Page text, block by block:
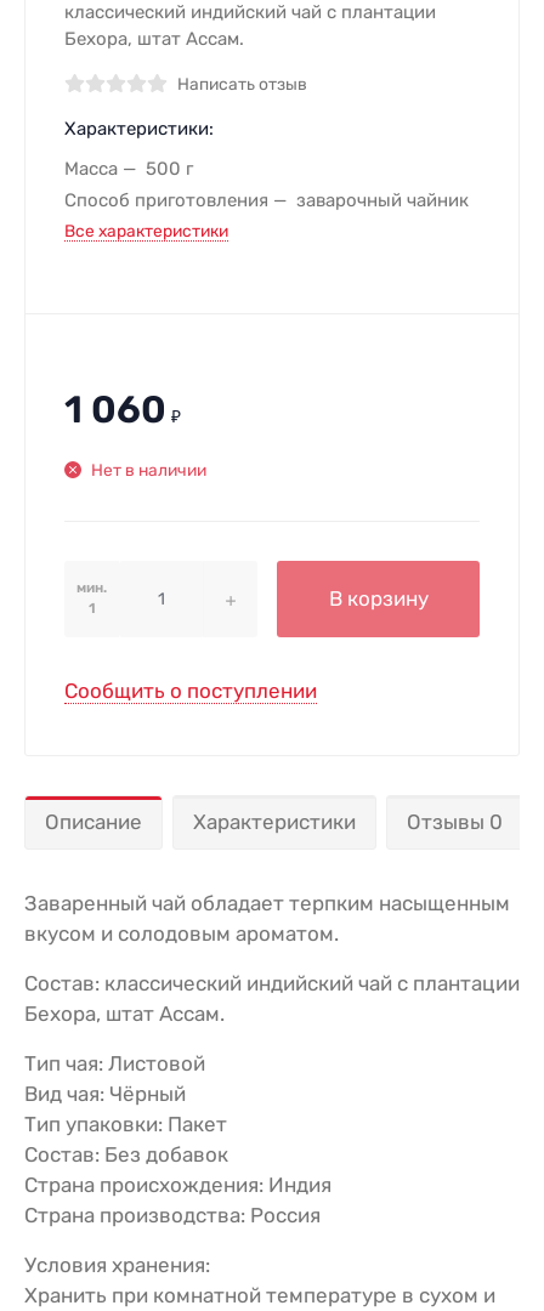
классический индийский чай с плантации
Бехора, штат Ассам.
Написать отзыв
Характеристики:
Масса
500 г
Способ приготовления
заварочный чайник
Все характеристики
1 060 ₽
Нет в наличии
мин.
1
В корзину
Сообщить о поступлении
Описание Характеристики Отзывы 0
Заваренный чай обладает терпким насыщенным
вкусом и солодовым ароматом.
Состав: классический индийский чай с плантации
Бехора, штат Ассам.
Тип чая: Листовой
Вид чая: Чёрный
Тип упаковки: Пакет
Состав: Без добавок
Страна происхождения: Индия
Страна производства: Россия
Условия хранения:
Хранить при комнатной температуре в сухом и